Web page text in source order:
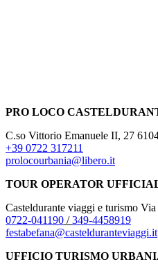
PRO LOCO
C.so Vittorio Emanuele II, 27
+39 0722 317211
prolocourbania@libero.it
TOUR OPERATOR
Casteldurante viaggi e turismo
0722-041190 /349-4458919
festabefana@castelduranteviaggi.it
UFFICIO TURISMO